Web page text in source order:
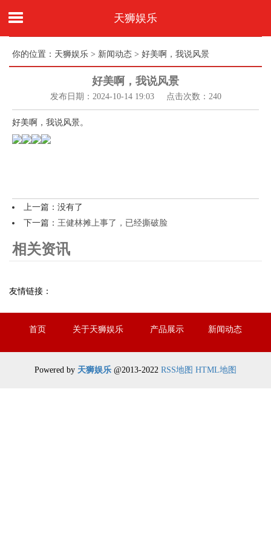
天狮娱乐
你的位置： 天狮娱乐 > 新闻动态 > 好美啊，我说风景
好美啊，我说风景
发布日期：2024-10-14 19:03 点击次数：240
好美啊，我说风景。
上一篇：没有了
下一篇： 王健林摊上事了，已经撕破脸
相关资讯
友情链接：
首页 关于天狮娱乐 产品展示 新闻动态
注册登录
Powered by 天狮娱乐 @2013-2022 RSS地图 HTML地图